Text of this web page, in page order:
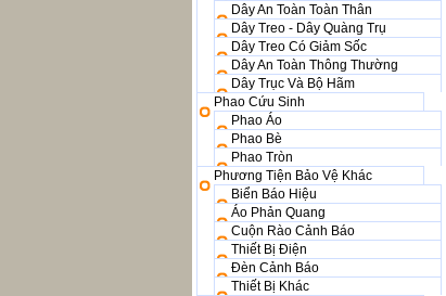
Dây An Toàn Toàn Thân
Dây Treo - Dây Quàng Trụ
Dây Treo Có Giảm Sốc
Dây An Toàn Thông Thường
Dây Trục Và Bộ Hãm
Phao Cứu Sinh
Phao Áo
Phao Bè
Phao Tròn
Phương Tiện Bảo Vệ Khác
Biển Báo Hiệu
Áo Phản Quang
Cuộn Rào Cảnh Báo
Thiết Bị Điện
Đèn Cảnh Báo
Thiết Bị Khác